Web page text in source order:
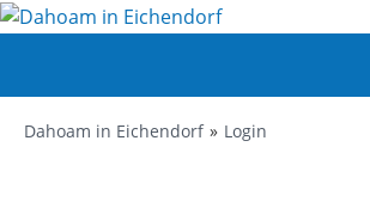
Dahoam in Eichendorf Login